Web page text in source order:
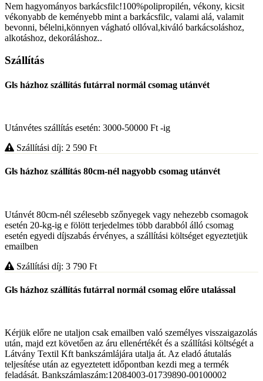
Nem hagyományos barkácsfilc!100%polipropilén, vékony, kicsit
vékonyabb de keményebb mint a barkácsfilc, valami alá, valamit
bevonni, bélelni,könnyen vágható ollóval,kiváló barkácsoláshoz,
alkotáshoz, dekoráláshoz..
Szállítás
Gls házhoz szállítás futárral normál csomag utánvét
Utánvétes szállítás esetén: 3000-50000 Ft -ig
Szállítási díj: 2 590 Ft
Gls házhoz szállítás 80cm-nél nagyobb csomag utánvét
Utánvét 80cm-nél szélesebb szőnyegek vagy nehezebb csomagok
esetén 20-kg-ig e fölött terjedelmes több darabból álló csomag
esetén egyedi díjszabás érvényes, a szállítási költséget egyeztetjük
emailben
Szállítási díj: 3 790 Ft
Gls házhoz szállítás futárral normál csomag előre utalással
Kérjük előre ne utaljon csak emailben való személyes visszaigazolás
után, majd ezt követően az áru ellenértékét és a szállítási költségét a
Látvány Textil Kft bankszámlájára utalja át. Az eladó átutalás
teljesítése után az egyeztetett időpontban kezdi meg a termék
feladását. Bankszámlaszám:12084003-01739890-00100002